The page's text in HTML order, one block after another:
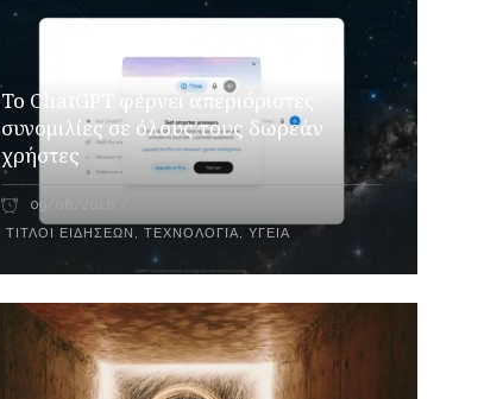
Το ChatGPT φέρνει απεριόριστες
συνομιλίες σε όλους τους δωρεάν
χρήστες
09/08/2026
ΤΊΤΛΟΙ ΕΙΔΉΣΕΩΝ ,ΤΕΧΝΟΛΟΓΊΑ,ΥΓΕΊΑ